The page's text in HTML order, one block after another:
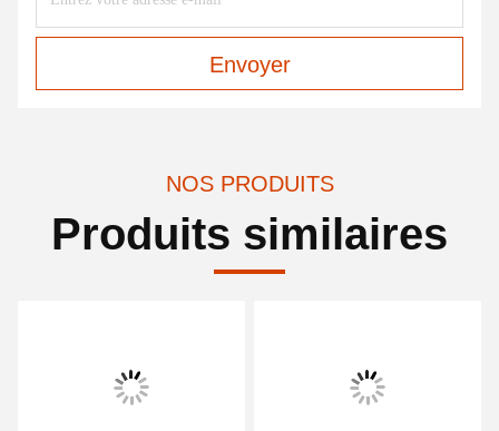
Envoyer
NOS PRODUITS
Produits similaires